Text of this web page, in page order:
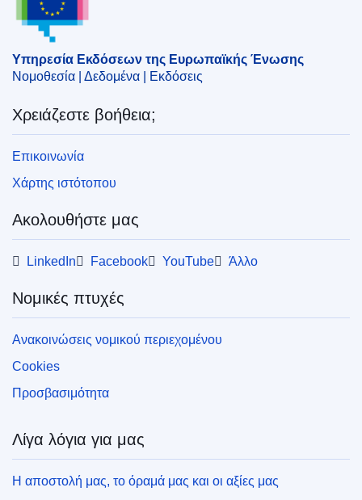
φορολογικό δίκαιο
CELEX : 62023CN0685
ELI :C/2024/2008/oj
IMMC : DDP-C-0685-2023
pdfa2a
Εμφάνιση όλων των τευχών αυτής της σειράς
Υπηρεσία Εκδόσεων της Ευρωπαϊκής Ένωσης
Νομοθεσία | Δεδομένα | Εκδόσεις
Χρειάζεστε βοήθεια;
Επικοινωνία
Χάρτης ιστότοπου
Ακολουθήστε μας
LinkedIn Facebook YouTube Άλλο
Νομικές πτυχές
Ανακοινώσεις νομικού περιεχομένου
Cookies
Προσβασιμότητα
Λίγα λόγια για μας
Η αποστολή μας, το όραμά μας και οι αξίες μας